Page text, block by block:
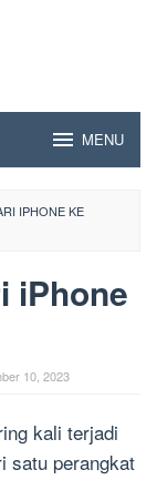
MENU
IPHONE KE
iPhone
10, 2023
kali terjadi
satu perangkat